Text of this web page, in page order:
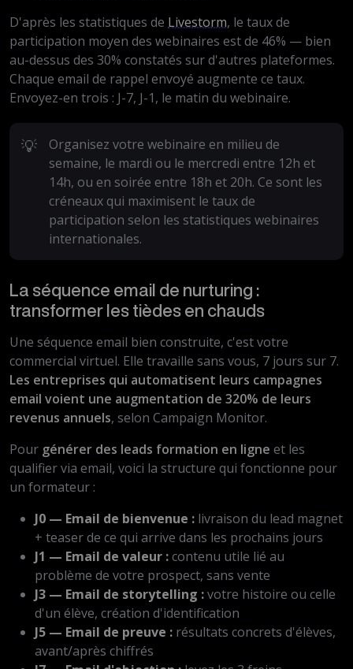
D'après les statistiques de Livestorm, le taux de
participation moyen des webinaires est de 46% — bien
au-dessus des 30% constatés sur d'autres plateformes.
Chaque email de rappel envoyé augmente ce taux.
Envoyez-en trois : J-7, J-1, le matin du webinaire.
💡
Organisez votre webinaire en milieu de
semaine, le mardi ou le mercredi entre 12h et
14h, ou en soirée entre 18h et 20h. Ce sont les
créneaux qui maximisent le taux de
participation selon les statistiques webinaires
internationales.
La séquence email de nurturing :
transformer les tièdes en chauds
Une séquence email bien construite, c'est votre
commercial virtuel. Elle travaille sans vous, 7 jours sur 7.
Les entreprises qui automatisent leurs campagnes
email voient une augmentation de 320% de leurs
revenus annuels, selon Campaign Monitor.
Pour générer des leads formation en ligne et les
qualifier via email, voici la structure qui fonctionne pour
un formateur :
J0 — Email de bienvenue : livraison du lead magnet
+ teaser de ce qui arrive dans les prochains jours
J1 — Email de valeur :contenu utile lié au
problème de votre prospect, sans vente
J3 — Email de storytelling :votre histoire ou celle
d'un élève, création d'identification
J5 — Email de preuve : résultats concrets d'élèves,
avant/après chiffrés